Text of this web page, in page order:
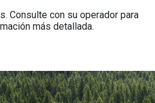
Consulte con su operador para
más detallada.